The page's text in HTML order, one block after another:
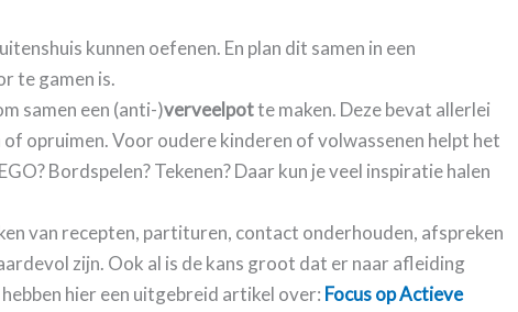
kunnen oefenen. En plan dit samen in een
te gamen is.
samen een (anti-)verveelpotte maken. Deze bevat allerlei
opruimen. Voor oudere kinderen of volwassenen helpt het
Bordspelen? Tekenen? Daar kun je veel inspiratie halen
van recepten, partituren, contact onderhouden, afspreken
zijn. Ook al is de kans groot dat er naar afleiding
hier een uitgebreid artikel over: Focus op Actieve